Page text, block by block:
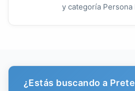
y categoría Persona
¿Estás buscando a